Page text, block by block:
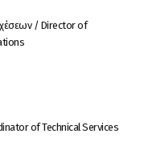
/ Director of
of Technical Services